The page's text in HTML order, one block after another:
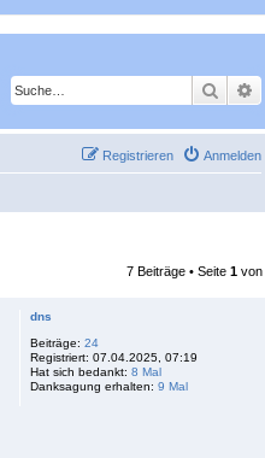
Suche
Anmelden
Registrieren
7 Beiträge • Seite 1 von
dns
Beiträge: 24
Registriert: 07.04.2025, 07:19
Hat sich bedankt: 8 Mal
Danksagung erhalten: 9 Mal